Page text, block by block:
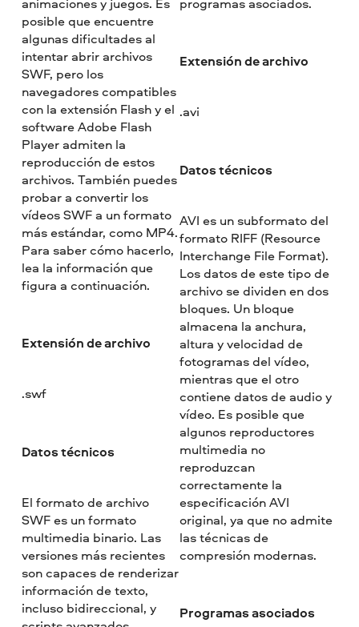
posible que encuentre
algunas dificultades al
intentar abrir archivos
SWF, pero los
navegadores compatibles
con la extensión Flash y el
software Adobe Flash
Player admiten la
reproducción de estos
archivos. También puedes
probar a convertir los
vídeos SWF a un formato
más estándar, como MP4.
Para saber cómo hacerlo,
lea la información que
figura a continuación.
Extensión de archivo
.swf
Datos técnicos
El formato de archivo
SWF es un formato
multimedia binario. Las
versiones más recientes
son capaces de renderizar
información de texto,
incluso bidireccional, y
Extensión de archivo
.avi
Datos técnicos
AVI es un subformato del
formato RIFF (Resource
Interchange File Format).
Los datos de este tipo de
archivo se dividen en dos
bloques. Un bloque
almacena la anchura,
altura y velocidad de
fotogramas del vídeo,
mientras que el otro
contiene datos de audio y
vídeo. Es posible que
algunos reproductores
multimedia no
reproduzcan
correctamente la
especificación AVI
original, ya que no admite
las técnicas de
compresión modernas.
Programas asociados